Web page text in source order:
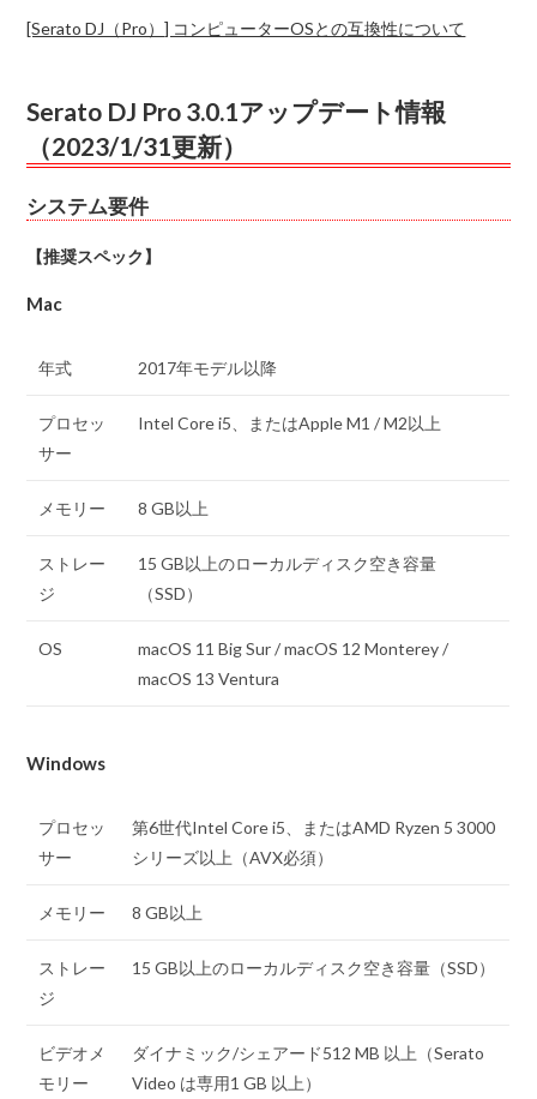
[Serato DJ（Pro）] コンピューターOSとの互換性について
Serato DJ Pro 3.0.1アップデート情報
（2023/1/31更新）
システム要件
【推奨スペック】
Mac
年式 2017年モデル以降
プロセッ
サー
Intel Core i5、またはApple M1 / M2以上
メモリー 8 GB以上
ストレー
ジ
15 GB以上のローカルディスク空き容量
（SSD）
OS
macOS 11 Big Sur / macOS 12 Monterey /
macOS 13 Ventura
Windows
プロセッ
サー
第6世代Intel Core i5、またはAMD Ryzen 5 3000
シリーズ以上（AVX必須）
メモリー 8 GB以上
ストレー
ジ
15 GB以上のローカルディスク空き容量（SSD）
ビデオメ
モリー
ダイナミック/シェアード512 MB 以上（Serato
Video は専用1 GB 以上）